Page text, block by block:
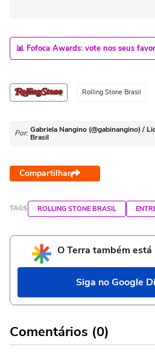
📊 Fofoca Awards: vote nos seus
Rolling Stone Brasil
Por: Gabriela Nangino (@gabinangino) /
Brasil
Compartilhar
TAGS ROLLING STONE BRASIL
O Terra também
Siga no Google
Comentários (0)